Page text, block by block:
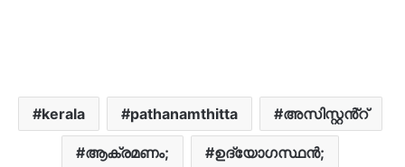
kerala pathanamthitta അസിസ്റ്റൻ്റ്
ആക്രമണം; ഉദ്യോഗസ്ഥന്‍;